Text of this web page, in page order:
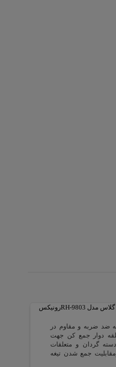
ضد ضربه و مقاوم در
دوار جمع کن جهت
گردان و متعلقات
جمع شدن تیغه